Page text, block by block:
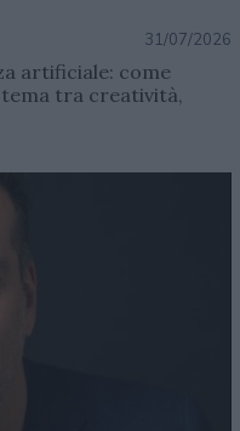
31/07/2026
artificiale: come
tra creatività,